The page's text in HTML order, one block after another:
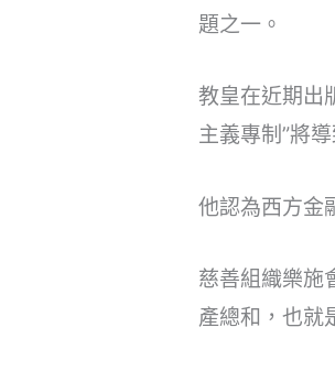
題之一。
教皇在近期出
主義專制”將
他認為西方金
慈善組織樂施
產總和，也就